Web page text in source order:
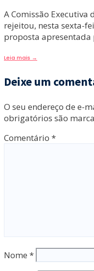
A Comissão Executiva
rejeitou, nesta sexta-
proposta apresentada
Leia mais →
Deixe um
O seu endereço de e-
obrigatórios são
Comentário *
Nome *